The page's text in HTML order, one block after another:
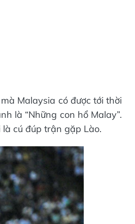
Malaysia có được tới thời
là “Những con hổ Malay”.
cú đúp trận gặp Lào.